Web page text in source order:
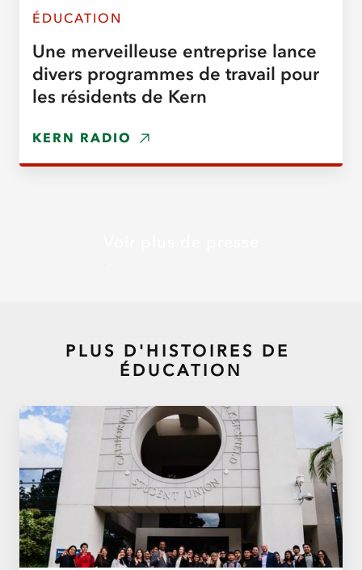
ÉDUCATION
Une merveilleuse entreprise lance
divers programmes de travail pour
les résidents de Kern
KERN RADIO
PLUS D'HISTOIRES DE
ÉDUCATION